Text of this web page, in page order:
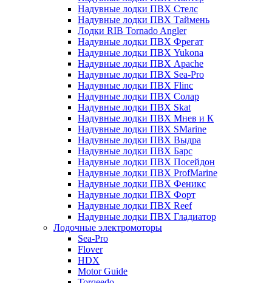
Надувные лодки ПВХ Стелс
Надувные лодки ПВХ Таймень
Лодки RIB Tornado Angler
Надувные лодки ПВХ Фрегат
Надувные лодки ПВХ Yukona
Надувные лодки ПВХ Apache
Надувные лодки ПВХ Sea-Pro
Надувные лодки ПВХ Flinc
Надувные лодки ПВХ Солар
Надувные лодки ПВХ Skat
Надувные лодки ПВХ Мнев и К
Надувные лодки ПВХ SMarine
Надувные лодки ПВХ Выдра
Надувные лодки ПВХ Барс
Надувные лодки ПВХ Посейдон
Надувные лодки ПВХ ProfMarine
Надувные лодки ПВХ Феникс
Надувные лодки ПВХ Форт
Надувные лодки ПВХ Reef
Надувные лодки ПВХ Гладиатор
Лодочные электромоторы
Sea-Pro
Flover
HDX
Motor Guide